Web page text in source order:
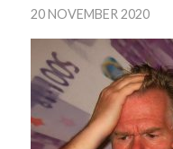
20 NOVEMBER 2020